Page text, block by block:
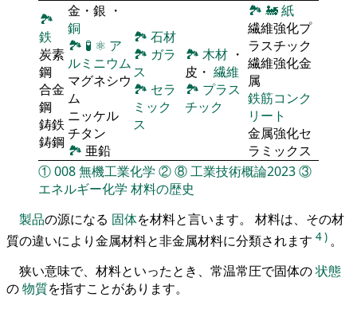
🏞
鉄
炭素
鋼
合金
鋼
鋳鉄
鋳鋼
金・銀 ・
銅
🏞 🧪 ⚛ ア
ルミニウム
マグネシウ
ム
ニッケル
チタン
🏞 亜鉛
🏞 石材
🏞 ガラ
ス
🏞 セラ
ミック
ス
🏞 木材 ・
皮・ 繊維
🏞 プラス
チック
🏞 🚂紙
繊維強化プ
ラスチック
繊維強化金
属
鉄筋コンク
リート
金属強化セ
ラミックス
①008無機工業化学 ②⑧工業技術概論2023③
エネルギー化学 材料の歴史
製品の源になる 固体を材料と言います。 材料は、その材
質の違いにより金属材料と非金属材料に分類されます 4) 。
狭い意味で、材料といったとき、常温常圧で固体の状態
の物質を指すことがあります。